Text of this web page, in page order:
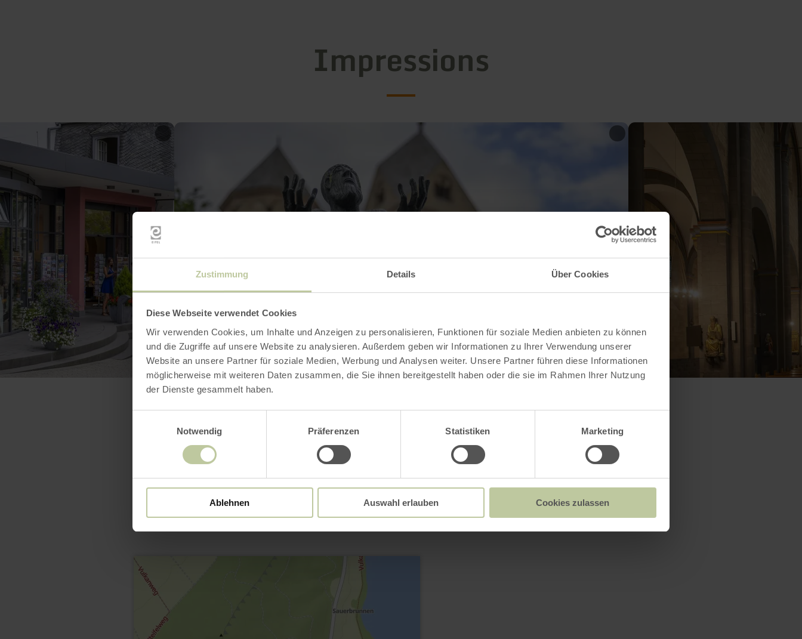
Zustimmung Details Über Cookies
Diese Webseite verwendet Cookies
Wir verwenden Cookies, um Inhalte und Anzeigen zu personalisieren, Funktionen für soziale Medien anbieten zu können
und die Zugriffe auf unsere Website zu analysieren. Außerdem geben wir Informationen zu Ihrer Verwendung unserer
Website an unsere Partner für soziale Medien, Werbung und Analysen weiter. Unsere Partner führen diese Informationen
möglicherweise mit weiteren Daten zusammen, die Sie ihnen bereitgestellt haben oder die sie im Rahmen Ihrer Nutzung
der Dienste gesammelt haben.
Notwendig
Präferenzen Statistiken Marketing
Ablehnen Auswahl erlauben Cookies zulassen
Impressions
Ouvrir la galerie
Contact